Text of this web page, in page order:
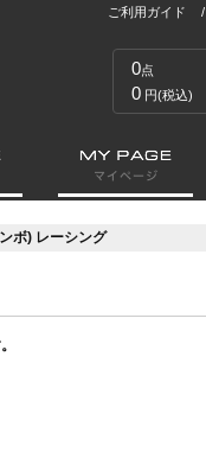
ご利用ガイド
0点
0 円(税込)
ボ) レーシング